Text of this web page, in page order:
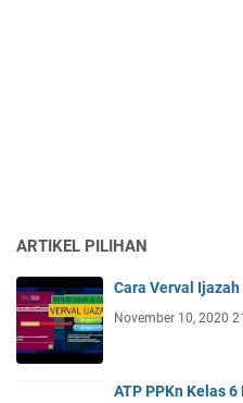
ARTIKEL PILIHAN
Cara Verval
November 10, 2020
ATP PPKn Kelas